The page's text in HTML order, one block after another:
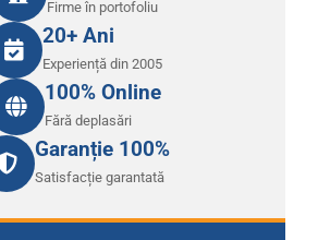
Firme în portofoliu
20+ Ani
Experiență din 2005
100% Online
Fără deplasări
Garanție 100%
Satisfacție garantată